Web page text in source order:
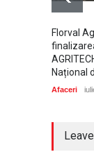
Florval
Național
Afaceri